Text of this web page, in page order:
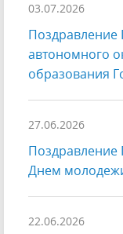
03.07.2026
Поздравление
автономного
образования
27.06.2026
Поздравление
Днем
22.06.2026